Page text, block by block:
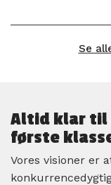
Se
Altid klar til
første
Vores visioner er